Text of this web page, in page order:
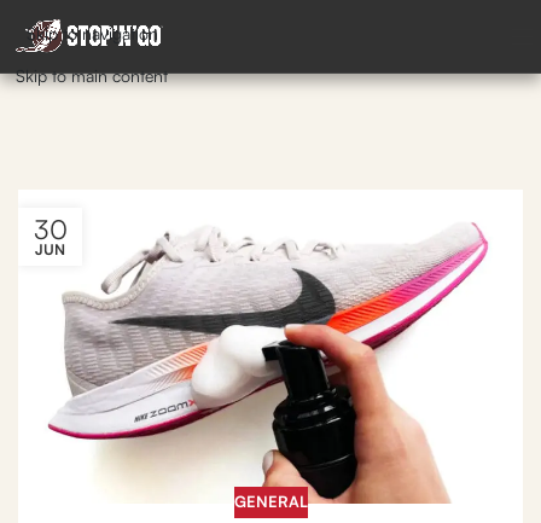
Skip to navigation
Skip to main content
30
JUN
GENERAL